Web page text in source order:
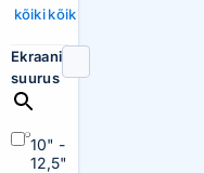
kõikikõik
Ekraani
suurus
10" -
12,5"